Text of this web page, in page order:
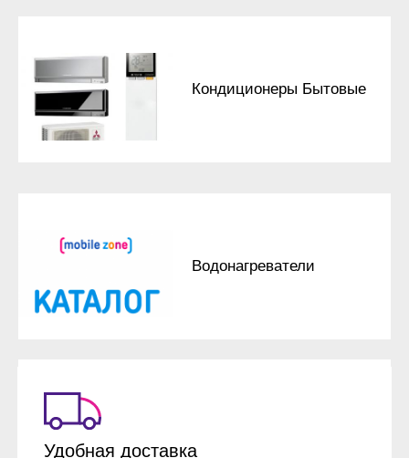
Кондиционеры Бытовые
Водонагреватели
Удобная доставка